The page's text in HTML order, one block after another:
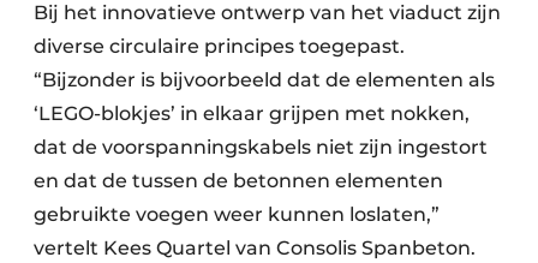
Bij het innovatieve ontwerp van het viaduct zijn
diverse circulaire principes toegepast.
“Bijzonder is bijvoorbeeld dat de elementen als
‘LEGO-blokjes’ in elkaar grijpen met nokken,
dat de voorspanningskabels niet zijn ingestort
en dat de tussen de betonnen elementen
gebruikte voegen weer kunnen loslaten,”
vertelt Kees Quartel van Consolis Spanbeton.